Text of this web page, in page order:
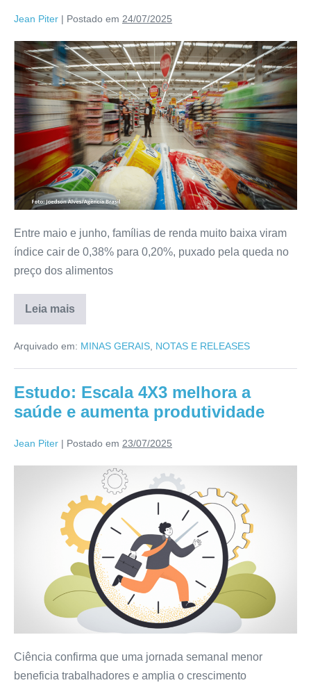
Jean Piter | Postado em 24/07/2025
Entre maio e junho, famílias de renda muito baixa viram
índice cair de 0,38% para 0,20%, puxado pela queda no
preço dos alimentos
Leia mais
Arquivado em: MINAS GERAIS NOTAS E RELEASES
Estudo: Escala 4X3 melhora a
saúde e aumenta produtividade
Jean Piter | Postado em 23/07/2025
Ciência confirma que uma jornada semanal menor
beneficia trabalhadores e amplia o crescimento